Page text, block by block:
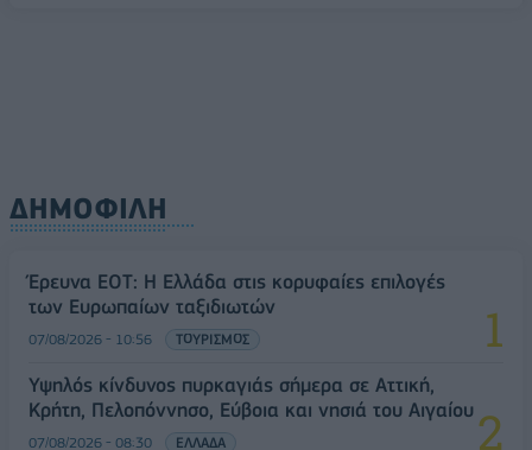
ΔΗΜΟΦΙΛΗ
Έρευνα ΕΟΤ: Η Ελλάδα στις κορυφαίες επιλογές
των Ευρωπαίων ταξιδιωτών
07/08/2026 - 10:56 ΤΟΥΡΙΣΜΟΣ
Υψηλός κίνδυνος πυρκαγιάς σήμερα σε Αττική,
Κρήτη, Πελοπόννησο, Εύβοια και νησιά του Αιγαίου
07/08/2026 - 08:30 ΕΛΛΑΔΑ